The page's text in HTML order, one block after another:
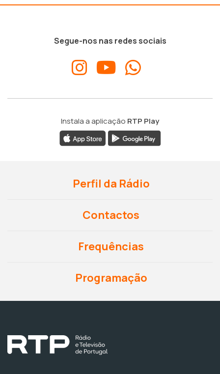
Segue-nos nas redes sociais
Instala a aplicação RTP Play
Perfil da Rádio
Contactos
Frequências
Programação